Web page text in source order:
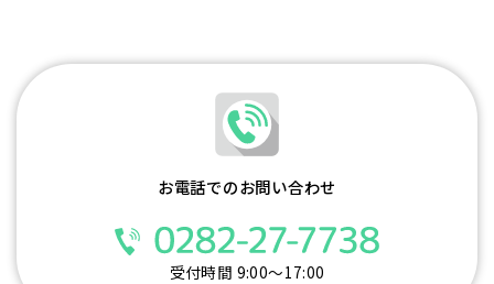
お電話でのお問い合わせ
受付時間 9:00～17:00